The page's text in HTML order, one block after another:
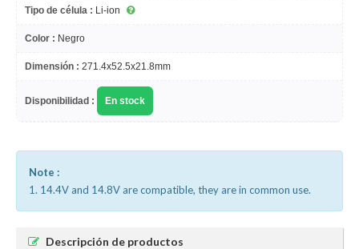
Tipo de célula : Li-ion
Color : Negro
Dimensión : 271.4x52.5x21.8mm
Disponibilidad : En stock
Note :
1. 14.4V and 14.8V are compatible, they are in common use.
Descripción de productos